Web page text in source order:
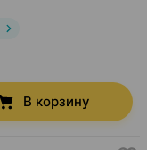
В корзину